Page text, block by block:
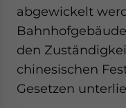
abgewickelt
den
chinesischen
Gesetzen